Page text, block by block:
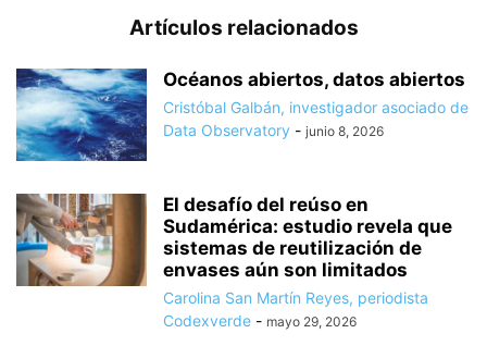
Artículos relacionados
Océanos abiertos, datos abiertos
Cristóbal Galbán, investigador asociado de
Data Observatory - junio 8, 2026
El desafío del reúso en
Sudamérica: estudio revela que
sistemas de reutilización de
envases aún son limitados
Carolina San Martín Reyes, periodista
Codexverde - mayo 29, 2026